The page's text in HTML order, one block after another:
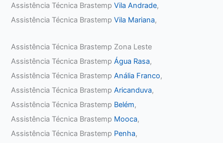
Assistência Técnica BrastempVila Andrade,
Assistência Técnica BrastempVila Mariana,
Assistência Técnica Brastemp Zona Leste
Assistência Técnica BrastempÁgua Rasa,
Assistência Técnica BrastempAnália Franco,
Assistência Técnica BrastempAricanduva,
Assistência Técnica Brastemp Belém,
Assistência Técnica Brastemp Mooca,
Assistência Técnica Brastemp Penha,